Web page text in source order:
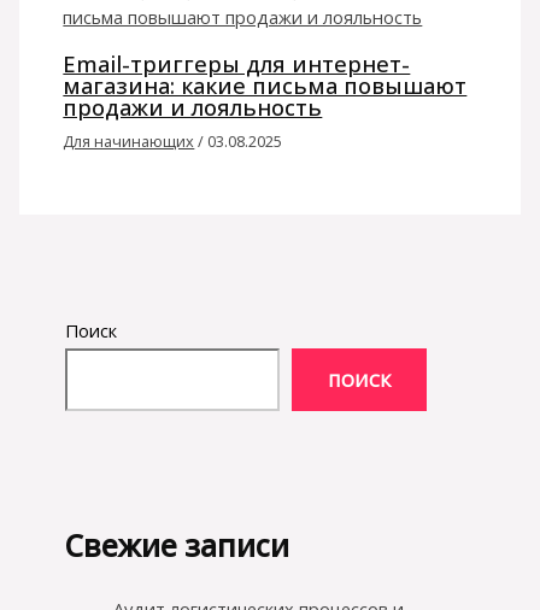
Email-триггеры для интернет-
магазина: какие письма повышают
продажи и лояльность
Для начинающих/ 03.08.2025
Поиск
ПОИСК
Свежие записи